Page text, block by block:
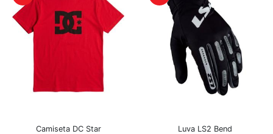
Camiseta DC Star Luva LS2 Bend